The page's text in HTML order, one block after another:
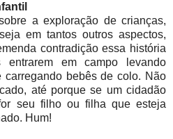
a exploração de crianças,
em tantos outros aspectos,
contradição essa história
entrarem em campo levando
bebês de colo. Não
até porque se um cidadão
seu filho ou filha que esteja
Hum!